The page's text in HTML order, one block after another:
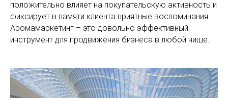
положительно влияет на покупательскую активность и
фиксирует в памяти клиента приятные воспоминания.
Аромамаркетинг – это довольно эффективный
инструмент для продвижения бизнеса в любой нише.